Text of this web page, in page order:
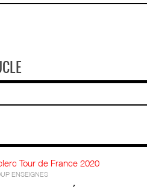
ENSEIGNES